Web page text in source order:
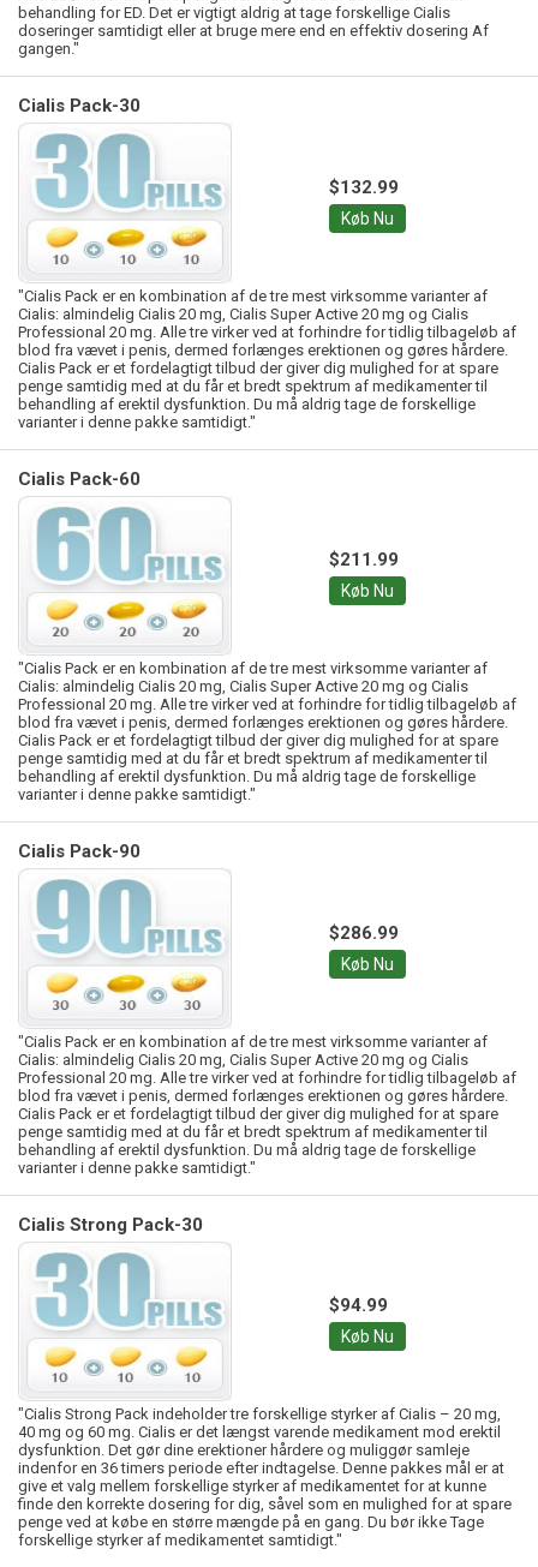
behandling for ED. Det er vigtigt aldrig at tage forskellige Cialis
doseringer samtidigt eller at bruge mere end en effektiv dosering Af
gangen."
Cialis Pack-30
$132.99
Køb Nu
"Cialis Pack er en kombination af de tre mest virksomme varianter af
Cialis: almindelig Cialis 20 mg, Cialis Super Active 20 mg og Cialis
Professional 20 mg. Alle tre virker ved at forhindre for tidlig tilbageløb af
blod fra vævet i penis, dermed forlænges erektionen og gøres hårdere.
Cialis Pack er et fordelagtigt tilbud der giver dig mulighed for at spare
penge samtidig med at du får et bredt spektrum af medikamenter til
behandling af erektil dysfunktion. Du må aldrig tage de forskellige
varianter i denne pakke samtidigt."
Cialis Pack-60
$211.99
Køb Nu
"Cialis Pack er en kombination af de tre mest virksomme varianter af
Cialis: almindelig Cialis 20 mg, Cialis Super Active 20 mg og Cialis
Professional 20 mg. Alle tre virker ved at forhindre for tidlig tilbageløb af
blod fra vævet i penis, dermed forlænges erektionen og gøres hårdere.
Cialis Pack er et fordelagtigt tilbud der giver dig mulighed for at spare
penge samtidig med at du får et bredt spektrum af medikamenter til
behandling af erektil dysfunktion. Du må aldrig tage de forskellige
varianter i denne pakke samtidigt."
Cialis Pack-90
$286.99
Køb Nu
"Cialis Pack er en kombination af de tre mest virksomme varianter af
Cialis: almindelig Cialis 20 mg, Cialis Super Active 20 mg og Cialis
Professional 20 mg. Alle tre virker ved at forhindre for tidlig tilbageløb af
blod fra vævet i penis, dermed forlænges erektionen og gøres hårdere.
Cialis Pack er et fordelagtigt tilbud der giver dig mulighed for at spare
penge samtidig med at du får et bredt spektrum af medikamenter til
behandling af erektil dysfunktion. Du må aldrig tage de forskellige
varianter i denne pakke samtidigt."
Cialis Strong Pack-30
$94.99
Køb Nu
"Cialis Strong Pack indeholder tre forskellige styrker af Cialis – 20 mg,
40 mg og 60 mg. Cialis er det længst varende medikament mod erektil
dysfunktion. Det gør dine erektioner hårdere og muliggør samleje
indenfor en 36 timers periode efter indtagelse. Denne pakkes mål er at
give et valg mellem forskellige styrker af medikamentet for at kunne
finde den korrekte dosering for dig, såvel som en mulighed for at spare
penge ved at købe en større mængde på en gang. Du bør ikke Tage
forskellige styrker af medikamentet samtidigt."